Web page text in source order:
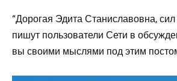
“Дорогая Эдита Станиславовна,
пишут пользователи Сети в
вы своими мыслями под этим